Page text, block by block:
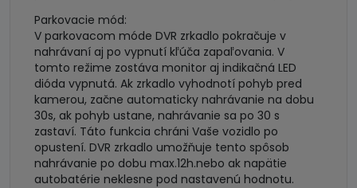
Parkovacie mód:
V parkovacom móde DVR zrkadlo pokračuje v
nahrávaní aj po vypnutí kľúča zapaľovania. V
tomto režime zostáva monitor aj indikačná LED
dióda vypnutá. Ak zrkadlo vyhodnotí pohyb pred
kamerou, začne automaticky nahrávanie na dobu
30s, ak pohyb ustane, nahrávanie sa po 30 s
zastaví. Táto funkcia chráni Vaše vozidlo po
opustení. DVR zrkadlo umožňuje tento spôsob
nahrávanie po dobu max.12h.nebo ak napätie
autobatérie neklesne pod nastavenú hodnotu.